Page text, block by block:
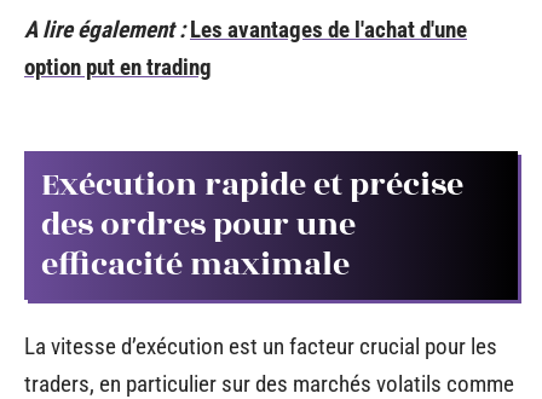
A lire également : Les avantages de l'achat d'une
option put en trading
Exécution rapide et précise
des ordres pour une
efficacité maximale
La vitesse d’exécution est un facteur crucial pour les
traders, en particulier sur des marchés volatils comme